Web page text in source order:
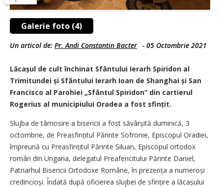
Galerie foto (4)
Un articol de: Pr. Andi Constantin Bacter - 05 Octombrie 2021
Lăcașul de cult închinat Sfântului Ierarh Spiridon al
Trimitundei și Sfântului Ierarh Ioan de Shanghai și San
Francisco al Parohiei „Sfântul Spiridon“ din cartierul
Rogerius al ­municipiului Oradea a fost sfințit.
Slujba de târnosire a bisericii a fost săvârșită duminică, 3
octombrie, de Preasfințitul Părinte Sofronie, Episcopul Oradiei,
împreună cu Preasfințitul Părinte Siluan, Episcopul ortodox
român din Ungaria, delegatul Preafericitului Părinte Daniel,
Patriarhul Bisericii Ortodoxe Române, în prezența a numeroși
credincioși. Îndată după oficierea slujbei de sfințire a lăcașului